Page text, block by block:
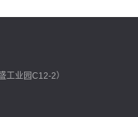
工业园C12-2）